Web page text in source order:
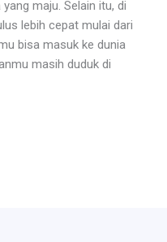
maju. Selain itu, di
lebih cepat mulai dari
bisa masuk ke dunia
masih duduk di